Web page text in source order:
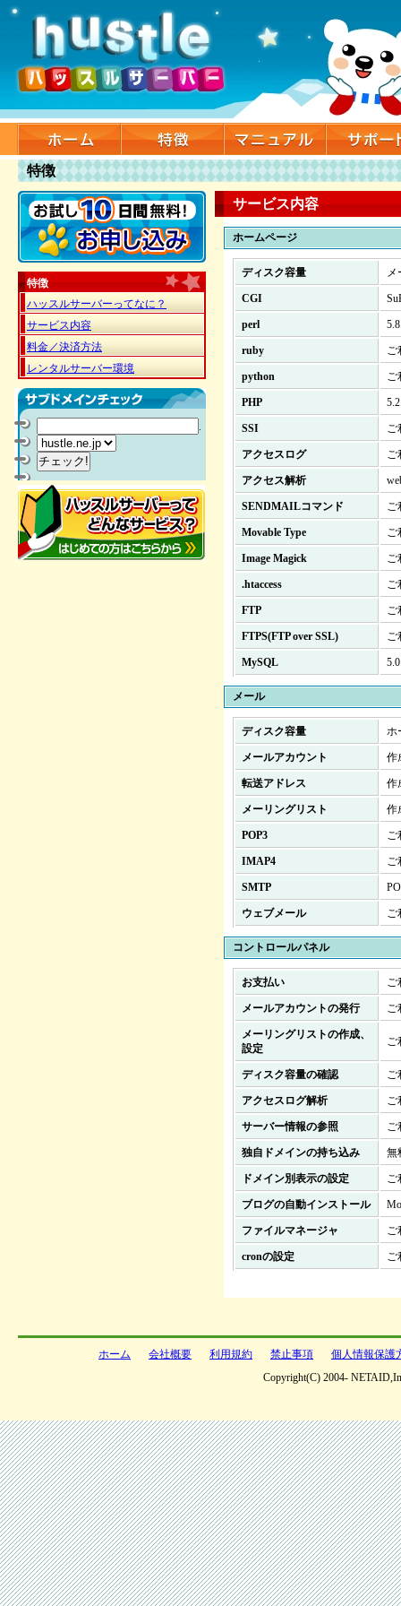
特徴
特徴
ハッスルサーバーってなに？
サービス内容
料金／決済方法
レンタルサーバー環境
.
サービス内容
ホームページ
ディスク容量 メ
CGI
perl
ruby ご
python ご
PHP
SSI ご
アクセスログ ご
アクセス解析
SENDMAILコマンド ご
Movable Type ご
Image Magick ご
.htaccess ご
FTP ご
FTPS(FTP over SSL) ご
MySQL
メール
ディスク容量 ホ
メールアカウント 作
転送アドレス 作
メーリングリスト 作
POP3 ご
IMAP4 ご
SMTP
ウェブメール ご
コントロールパネル
お支払い ご
メールアカウントの発行 ご
メーリングリストの作成、
設定
ご
ディスク容量の確認 ご
アクセスログ解析 ご
サーバー情報の参照 ご
独自ドメインの持ち込み 無
ドメイン別表示の設定 ご
ブログの自動インストール
ファイルマネージャ ご
cronの設定 ご
ホーム 会社概要 利用規約 禁止事項
個人情報保護
Copyright(C) 2004-